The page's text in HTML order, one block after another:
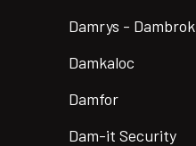
Damrys - Dambrok
Damkaloc
Damfor
Dam-it Security